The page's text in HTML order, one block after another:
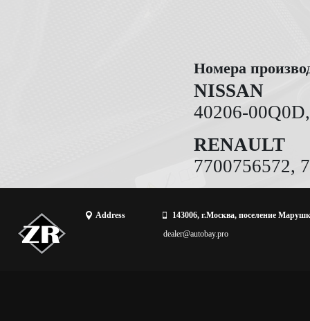
Номера
NISSAN
40206-
RENAULT
7700756572,
Address
143006, г.Москва, поселение
dealer@autobay.pro